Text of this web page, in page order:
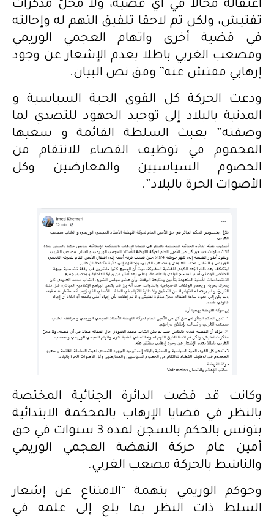
اعتقاله محالا في أي قضية، ولا محلّ مذكرات
تفتيش، ولكن تم لاحقا تلفيق التهم له وإحالته
في قضية أخرى واتهام العجمي الوريمي
ومصعب الغربي باطلا بعدم الإشعار عن وجود
إرهابي مفتش عنه” وفق نص البيان.
ودعت الحركة كل القوى الحية السياسية و
المدنية بالبلاد إلى توحيد الجهود للتصدي لما
وصفته” بعبث السلطة القائمة و سعيها
المحموم في توظيف القضاء للانتقام من
الخصوم السياسيين والمعارضين وكل
الأصوات الحرة بالبلاد”.
وكانت قد قضت الدائرة الجنائية المختصة
بالنظر في قضايا الإرهاب بالمحكمة الابتدائية
بتونس بالحكم بالسجن لمدة 3 سنوات في حق
أمين عام حركة النهضة العجمي الوريمي
والناشط بالحركة مصعب الغربي.
وحوكم الوريمي بتهمة “الامتناع عن إشعار
السلط ذات النظر بما بلغ إلى علمه في